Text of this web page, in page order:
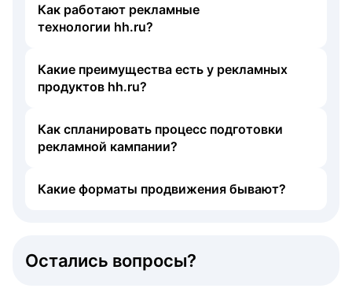
Как работают рекламные
технологии hh.ru?
Какие преимущества есть у рекламных
продуктов hh.ru?
Как спланировать процесс подготовки
рекламной кампании?
Какие форматы продвижения бывают?
Остались вопросы?